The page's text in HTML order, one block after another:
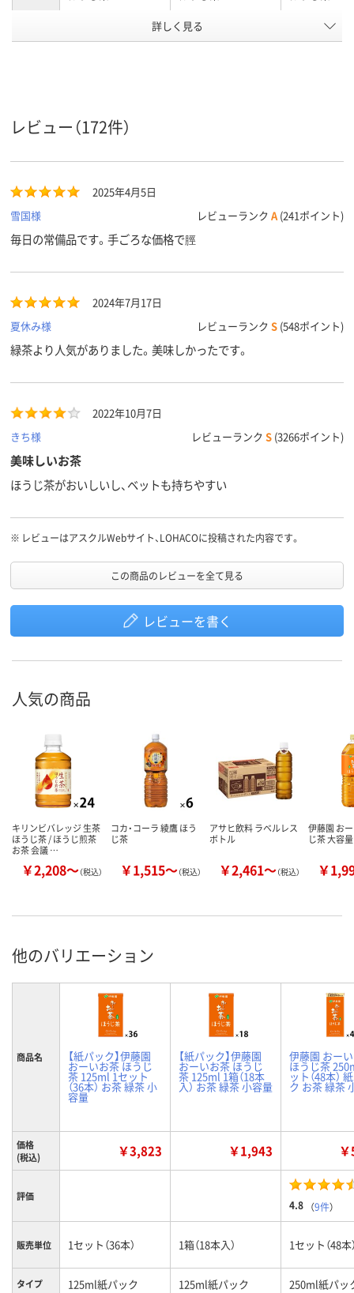
50
詳しく見る
レビュー（172件）
2025年4月5日
雪国様
レビューランク A (241ポイント)
毎日の常備品です。手ごろな価格で脛
2024年7月17日
夏休み様
レビューランク S (548ポイント)
緑茶より人気がありました。美味しかったです。
2022年10月7日
きち様
レビューランク S (3266ポイント)
美味しいお茶
ほうじ茶がおいしいし、ベットも持ちやすい
※ レビューはアスクルWebサイト、LOHACOに投稿された内容です。
この商品のレビューを全て見る
レビューを書く
人気の商品
キリンビバレッジ 生茶
ほうじ茶 / ほうじ煎茶
お茶 会議 …
￥2,208～（税込）
コカ・コーラ 綾鷹 ほう
じ茶
￥1,515～（税込）
アサヒ飲料 ラベルレス
ボトル
￥2,461～（税込）
伊藤園 お
じ茶 大容量
￥
他のバリエーション
商品名 【紙パック】伊藤園
おーいお茶 ほうじ
茶 125ml 1セット
（36本） お茶 緑茶 小
容量
【紙パック】伊藤園
おーいお茶 ほうじ
茶 125ml 1箱（18本
入） お茶 緑茶 小容量
伊藤園 おー
ほうじ茶
ット（48本）
ク お茶 緑茶
価格
(税込)
￥3,823 ￥1,943
評価
4.8 （9件）
販売単位 1セット（36本） 1箱（18本入） 1セット（48本
タイプ 125ml紙パック 125ml紙パック 250ml紙パッ